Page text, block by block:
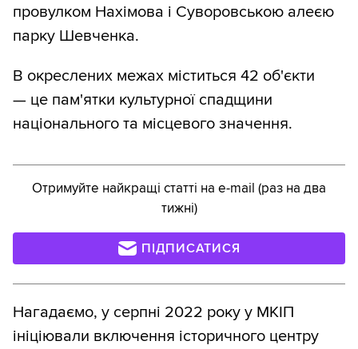
провулком Нахімова і Суворовською алеєю
парку Шевченка.
В окреслених межах міститься 42 об'єкти
— це пам'ятки культурної спадщини
національного та місцевого значення.
Отримуйте найкращі статті на e-mail (раз на два
тижні)
ПІДПИСАТИСЯ
Нагадаємо, у серпні 2022 року у МКІП
ініціювали включення історичного центру